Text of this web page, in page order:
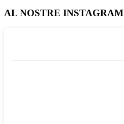
AL NOSTRE INSTAGRAM